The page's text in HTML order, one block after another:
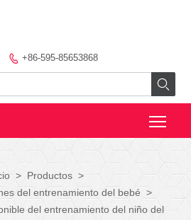
 +86-595-85653868

> Productos >
del entrenamiento del bebé >
del entrenamiento del niño del